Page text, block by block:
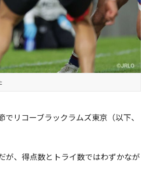
リコーブラックラムズ東京（以下、
が、得点数とトライ数ではわずかなが